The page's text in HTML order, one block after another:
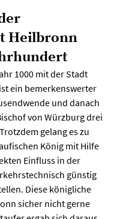
Heilbronn
1000 mit der Stadt
ein bemerkenswerter
und danach
von Würzburg drei
gelang es zu
König mit Hilfe
Einfluss in der
günstig
Diese königliche
sicher nicht gerne